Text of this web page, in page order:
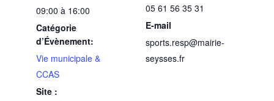
09:00 à 16:00
Catégorie
d’Évènement:
Vie municipale &
CCAS
Site :
05 61 56 35 31
E-mail
sports.resp@mairie-
seysses.fr